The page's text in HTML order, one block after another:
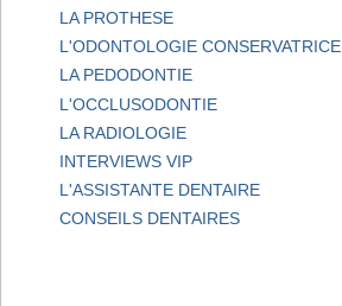
LA PROTHESE
L'ODONTOLOGIE CONSERVATRICE
LA PEDODONTIE
L'OCCLUSODONTIE
LA RADIOLOGIE
INTERVIEWS VIP
L'ASSISTANTE DENTAIRE
CONSEILS DENTAIRES